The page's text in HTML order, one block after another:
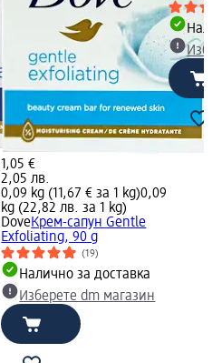
1,05 €
2,05 лв.
0,09 kg (11,67 € за 1 kg)0,09
kg (22,82 лв. за 1 kg)
DoveКрем-сапун Gentle
Еxfoliating, 90 g
(19)
Налично за доставка
Изберете dm магазин